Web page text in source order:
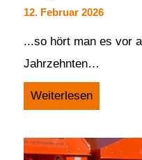
12. Februar 2026
...so hört man es vor
Jahrzehnten…
Weiterlesen